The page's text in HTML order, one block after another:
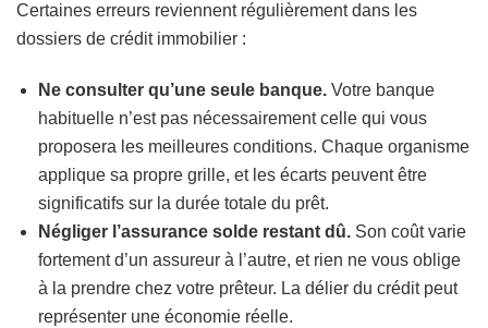
Certaines erreurs reviennent régulièrement dans les
dossiers de crédit immobilier :
Ne consulter qu’une seule banque. Votre banque
habituelle n’est pas nécessairement celle qui vous
proposera les meilleures conditions. Chaque organisme
applique sa propre grille, et les écarts peuvent être
significatifs sur la durée totale du prêt.
Négliger l’assurance solde restant dû. Son coût varie
fortement d’un assureur à l’autre, et rien ne vous oblige
à la prendre chez votre prêteur. La délier du crédit peut
représenter une économie réelle.